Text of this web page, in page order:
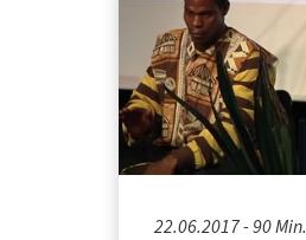
22.06.2017 - 90 Min.